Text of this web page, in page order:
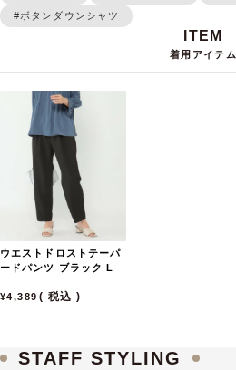
#ボタンダウンシャツ
着用アイテム
ウエストドロストテーパ
ードパンツ ブラック L
4,389 税込
STAFF STYLING